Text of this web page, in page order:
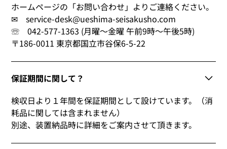
ホームページの「お問い合わせ」よりご連絡ください。
✉ service-desk@ueshima-seisakusho.com
☏ 042-577-1363 (月曜～金曜 午前9時～午後5時)
〒186-0011 東京都国立市谷保6-5-22
保証期間に関して？
検収日より１年間を保証期間として設けています。（消
耗品に関しては含まれません）
別途、装置納品時に詳細をご案内させて頂きます。